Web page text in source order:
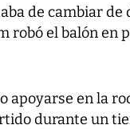
de cambiar
robó el balón en
apoyarse en la
durante un